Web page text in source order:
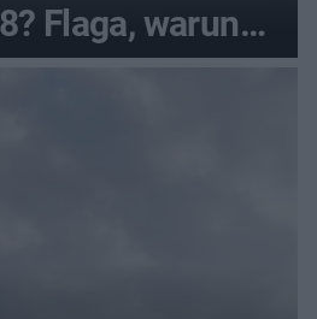
Flaga, warunki